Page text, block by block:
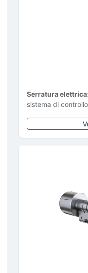
Serratura elettrica
sistema di